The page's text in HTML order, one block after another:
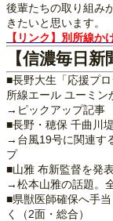
後輩たちの取り組み
きたいと思います。
【リンク】別所線か
【信濃毎日新
■長野大生「応援プ
所線エール ユーミン
→ピックアップ記事
■長野・穂保 千曲川
→台風19号に関連す
プ
■山雅 布新監督を発表
→松本山雅の話題。
■県獣医師確保へ手
く（2面・総合）